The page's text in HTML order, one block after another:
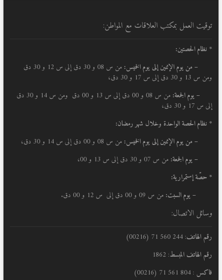
توقيت العمل بمكتب العلاقات مع المواطن:
* نظام الحصتين:
– من يوم الإثنين إلى يوم الخميس:
من س 08 و 30 دق إلى س 12 و 30 دق
ومن س 13 و 30 دق إلى س 17 و 30 دق،
– يوم الجمعة:
من س 08 و 00 دق إلى س 13 و 00 دق ومن س 14 و 30 دق
إلى س 17 و 30 دق،
* نظام الحصة الواحدة وخلال شهر رمضان:
– من يوم الإثنين إلى يوم الخميس: من س 08 و 00 دق إلى س 14 و 30 دق،
– يوم الجمعة: من س 07 و 30 دق إلى س 13 و 00،
* حصّة إستمرارية:
– يوم السبت: من س 09 و 00 دق إلى س 12 و 00 دق.
وسائل الاتصال:
رقم الهاتف: 244 560 71 (00216)
رقم الهاتف المبسط: 1862
فاكس : 804 561 71 (00216)